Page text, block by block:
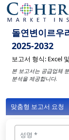
돌연변이르우
2025-2032
보고서 형식: Excel
본 보고서는 공급업체
분석을 제공합니다.
맞춤형 보고서 요청